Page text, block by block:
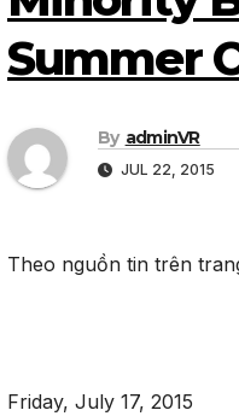
Summer
By adminVR
JUL 22, 2015
Theo nguồn tin trên
Friday, July 17, 2015